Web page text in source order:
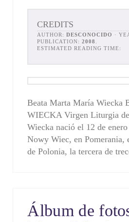
CREDITS
AUTHOR:DESCONOCIDO
PUBLICATION:2008
ESTIMATED READING TIME:
Beata Marta María Wiecka
WIECKA Virgen Liturgia
Wiecka nació el 12 de
Nowy Wiec, en Pomerania,
de Polonia, la tercera de
Álbum de